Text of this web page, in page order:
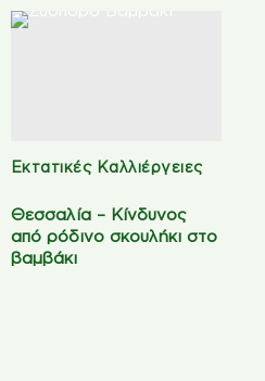
Εκτατικές Καλλιέργειες
Θεσσαλία – Κίνδυνος
από ρόδινο σκουλήκι στο
βαμβάκι